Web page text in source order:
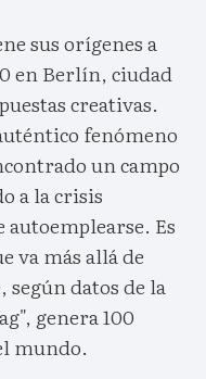
sus orígenes a
en Berlín, ciudad
creativas.
fenómeno
un campo
a la crisis
autoemplearse. Es
va más allá de
datos de la
genera 100
mundo.